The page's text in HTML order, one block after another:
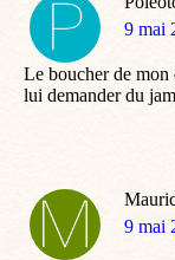
dit
9 mai
Le boucher de mon
lui demander du
dit
9 mai